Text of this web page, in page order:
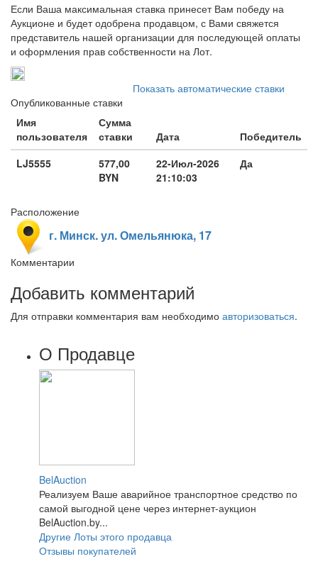
Если Ваша максимальная ставка принесет Вам победу на
Аукционе и будет одобрена продавцом, с Вами свяжется
представитель нашей организации для последующей оплаты
и оформления прав собственности на Лот.
Показать автоматические ставки
Опубликованные ставки
Имя
пользователя
Сумма
ставки
Дата
Победитель
LJ5555
577,00
BYN
22-Июл-2026
21:10:03
Да
Расположение
г. Минск. ул. Омельянюка, 17
Комментарии
Добавить комментарий
Для отправки комментария вам необходимо авторизоваться.
О Продавце
BelAuction
Реализуем Ваше аварийное транспортное средство по
самой выгодной цене через интернет-аукцион
BelAuction.by...
Другие Лоты этого продавца
Отзывы покупателей